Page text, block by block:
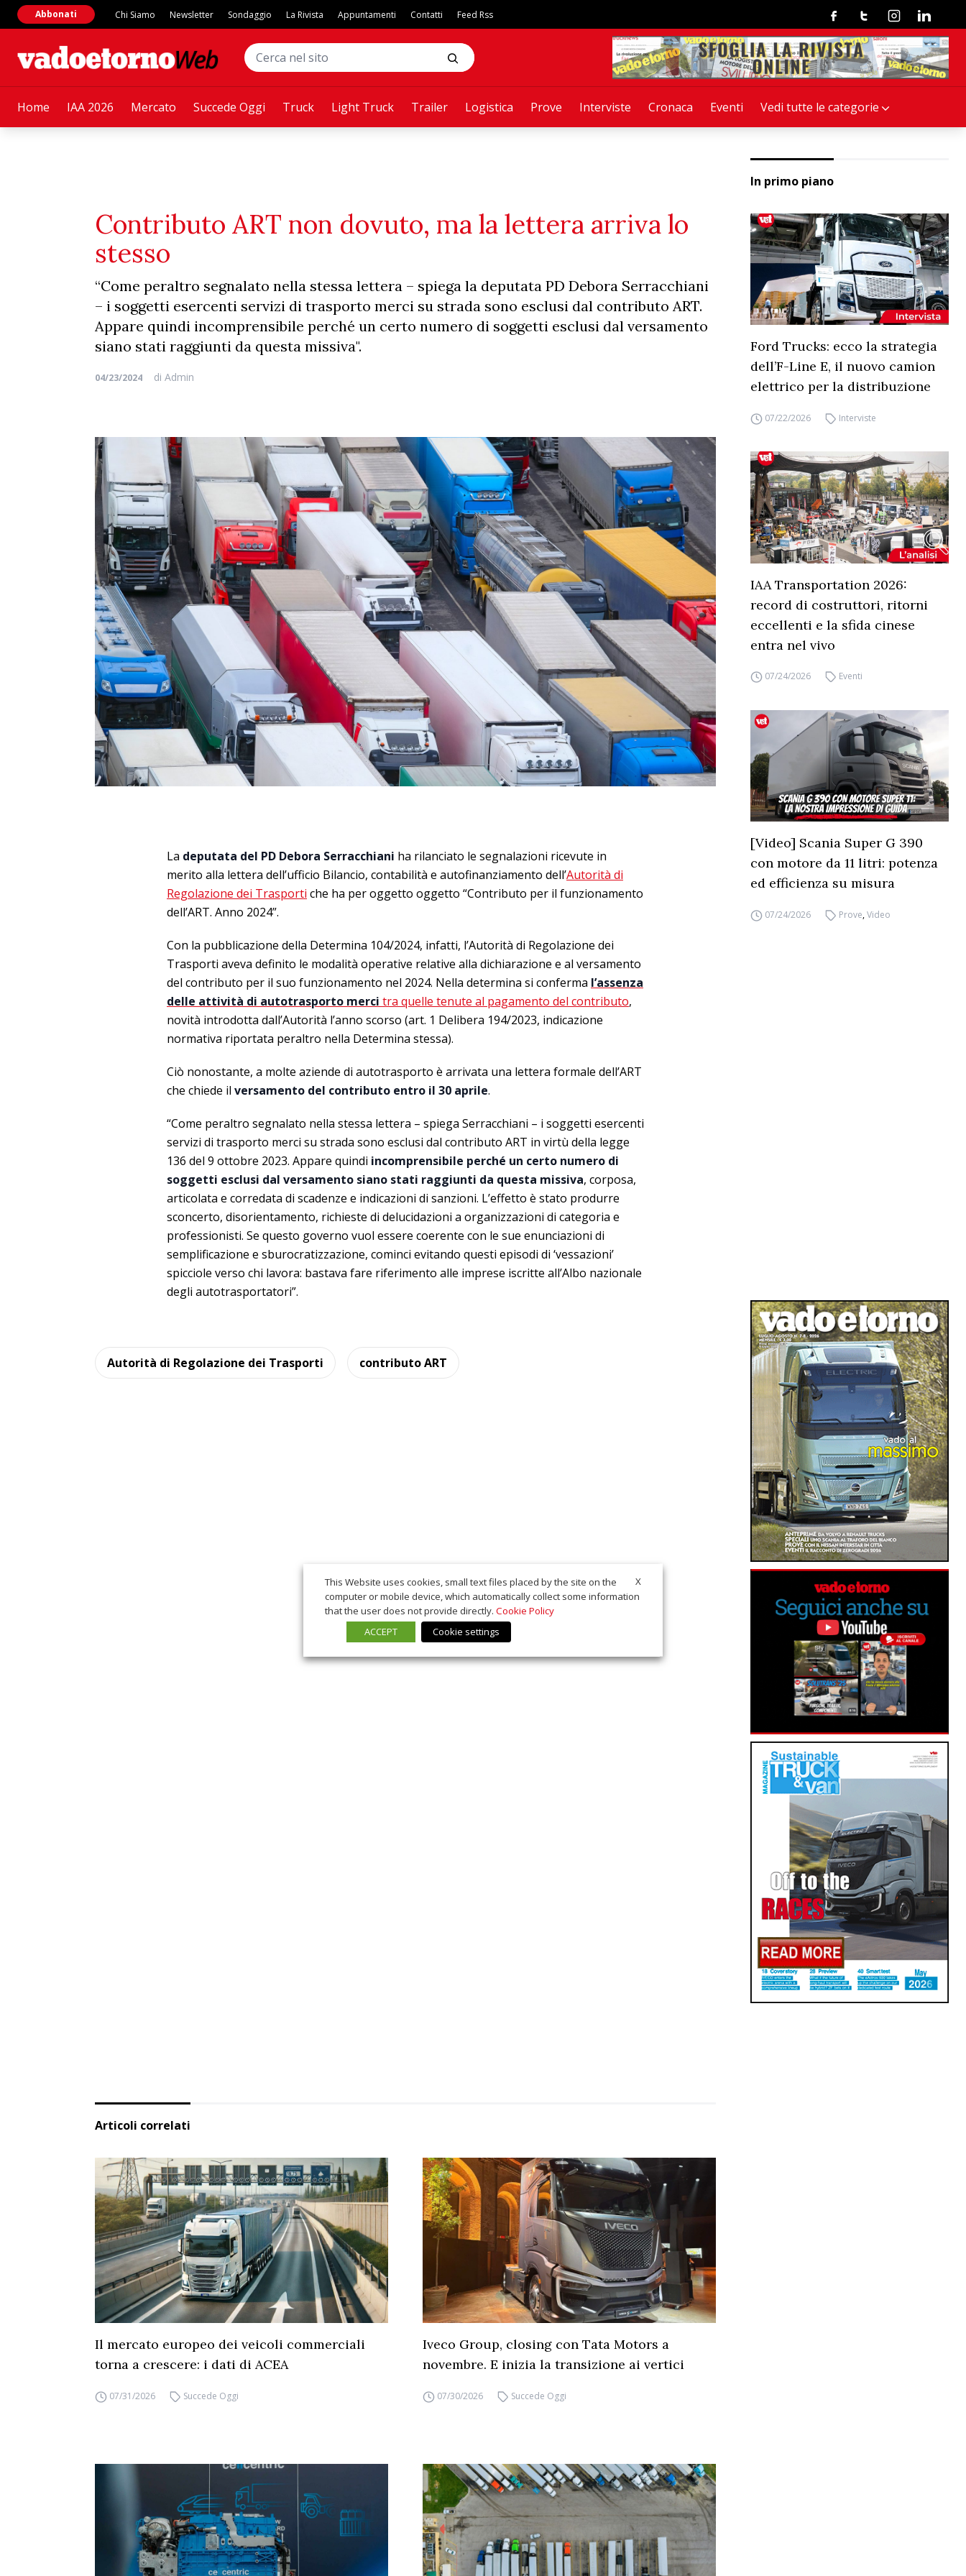
Home IAA 2026 Mercato Succede Oggi Truck Light Truck Trailer Logistica Prove Interviste Cronaca Eventi Vedi tutte le categorie
Abbonati Chi Siamo Newsletter Sondaggio La Rivista Appuntamenti Contatti Feed Rss FacebookTwitterInstagramLinkedin
Contributo ART non dovuto, ma la lettera arriva lo
stesso
“Come peraltro segnalato nella stessa lettera – spiega la deputata PD Debora Serracchiani
– i soggetti esercenti servizi di trasporto merci su strada sono esclusi dal contributo ART.
Appare quindi incomprensibile perché un certo numero di soggetti esclusi dal versamento
siano stati raggiunti da questa missiva".
04/23/2024 di Admin
La deputata del PD Debora Serracchiani ha rilanciato le segnalazioni ricevute in
merito alla lettera dell’ufficio Bilancio, contabilità e autofinanziamento dell’Autorità di
Regolazione dei Trasporti che ha per oggetto oggetto “Contributo per il funzionamento
dell’ART. Anno 2024”.
Con la pubblicazione della Determina 104/2024, infatti, l’Autorità di Regolazione dei
Trasporti aveva definito le modalità operative relative alla dichiarazione e al versamento
del contributo per il suo funzionamento nel 2024. Nella determina si conferma l’assenza
delle attività di autotrasporto merci tra quelle tenute al pagamento del contributo,
novità introdotta dall’Autorità l’anno scorso (art. 1 Delibera 194/2023, indicazione
normativa riportata peraltro nella Determina stessa).
Ciò nonostante, a molte aziende di autotrasporto è arrivata una lettera formale dell’ART
che chiede il versamento del contributo entro il 30 aprile.
“Come peraltro segnalato nella stessa lettera – spiega Serracchiani – i soggetti esercenti
servizi di trasporto merci su strada sono esclusi dal contributo ART in virtù della legge
136 del 9 ottobre 2023. Appare quindi incomprensibile perché un certo numero di
soggetti esclusi dal versamento siano stati raggiunti da questa missiva, corposa,
articolata e corredata di scadenze e indicazioni di sanzioni. L’effetto è stato produrre
sconcerto, disorientamento, richieste di delucidazioni a organizzazioni di categoria e
professionisti. Se questo governo vuol essere coerente con le sue enunciazioni di
semplificazione e sburocratizzazione, cominci evitando questi episodi di ‘vessazioni’
spicciole verso chi lavora: bastava fare riferimento alle imprese iscritte all’Albo nazionale
degli autotrasportatori”.
Autorità di Regolazione dei Trasporti contributo ART
In primo piano
Ford Trucks: ecco la strategia
dell’F-Line E, il nuovo camion
elettrico per la distribuzione
07/22/2026 Interviste
IAA Transportation 2026:
record di costruttori, ritorni
eccellenti e la sfida cinese
entra nel vivo
07/24/2026 Eventi
[Video] Scania Super G 390
con motore da 11 litri: potenza
ed efficienza su misura
07/24/2026 Prove,Video
Articoli correlati
Il mercato europeo dei veicoli commerciali
torna a crescere: i dati di ACEA
07/31/2026 Succede Oggi
Iveco Group, closing con Tata Motors a
novembre. E inizia la transizione ai vertici
07/30/2026 Succede Oggi
X
This Website uses cookies, small text files placed by the site on the
computer or mobile device, which automatically collect some information
that the user does not provide directly. Cookie Policy
ACCEPT
Cookie settings